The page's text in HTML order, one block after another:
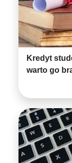
Kredyt
warto go